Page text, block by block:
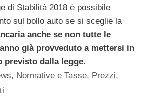
di Stabilità 2018 è possibile
sul bollo auto se si sceglie la
anche se non tutte le
già provveduto a mettersi in
previsto dalla legge.
, Normative e Tasse, Prezzi,